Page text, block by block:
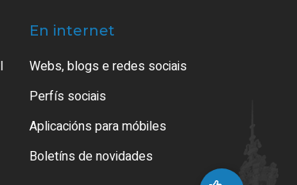
En internet
Webs, blogs e redes sociais
Perfís sociais
Aplicacións para móbiles
Boletíns de novidades